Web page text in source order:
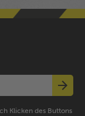
Klicken des Buttons